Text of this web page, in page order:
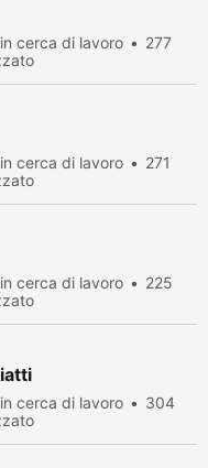
cerca di lavoro
277
cerca di lavoro
271
cerca di lavoro
225
cerca di lavoro
304